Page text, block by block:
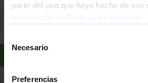
partir del uso que haya hecho de sus
Necesario
Preferencias